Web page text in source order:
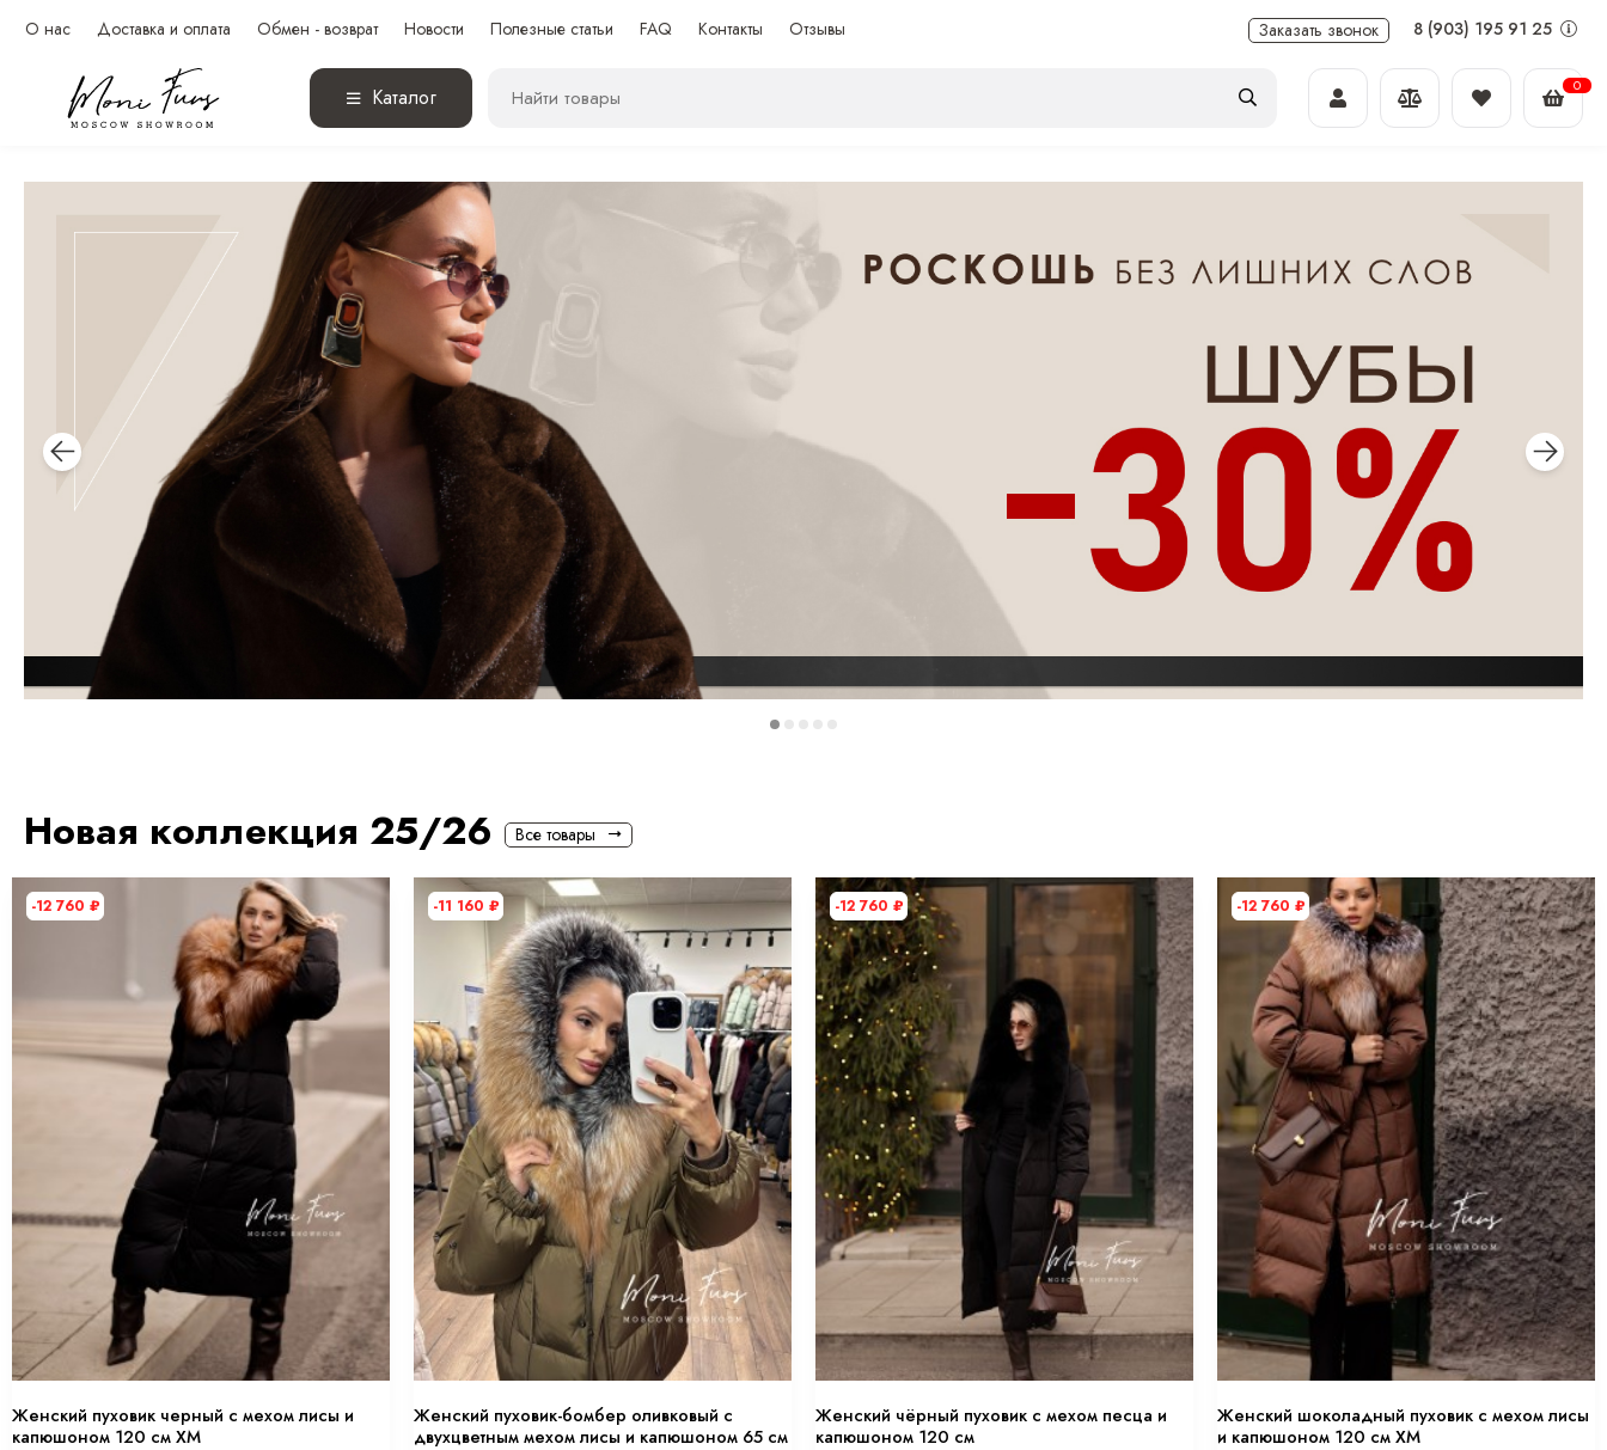
О нас Доставка и оплата Обмен - возврат Новости Полезные статьи FAQ Контакты Отзывы Заказать звонок 8 (903) 195 91 25
Каталог 0
Новая коллекция 25/26 Все товары
-12 760 ₽
Женский пуховик черный с мехом лисы и
капюшоном 120 см XM
-11 160 ₽
Женский пуховик-бомбер оливковый с
двухцветным мехом лисы и капюшоном 65 см
-12 760 ₽
Женский чёрный пуховик с мехом песца и
капюшоном 120 см
-12 760 ₽
Женский шоколадный пуховик с мехом лисы
и капюшоном 120 см XM